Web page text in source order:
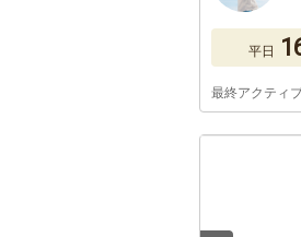
平日
最終アクティ